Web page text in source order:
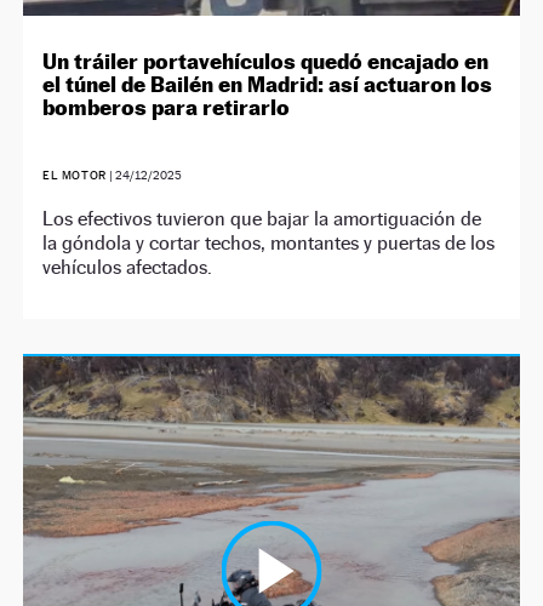
Un tráiler portavehículos quedó encajado en
el túnel de Bailén en Madrid: así actuaron los
bomberos para retirarlo
EL MOTOR | 24/12/2025
Los efectivos tuvieron que bajar la amortiguación de
la góndola y cortar techos, montantes y puertas de los
vehículos afectados.